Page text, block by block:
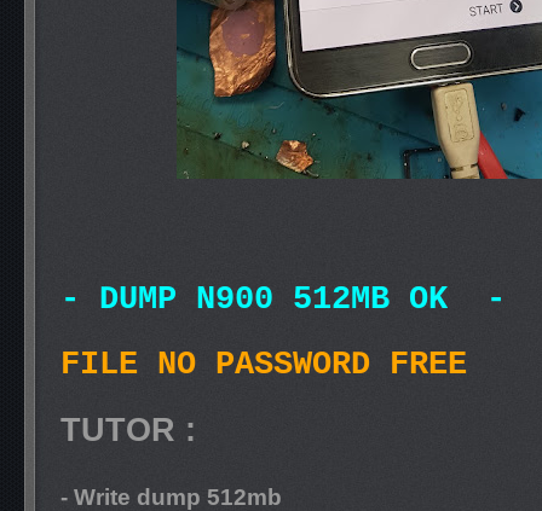
- DUMP N900 512MB OK
FILE NO PASSWORD FREE
TUTOR :
- Write dump 512mb